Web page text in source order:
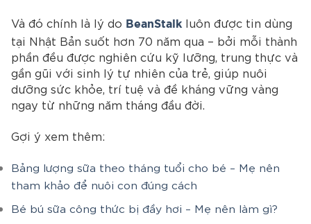
Và đó chính là lý do BeanStalkluôn được tin dùng
tại Nhật Bản suốt hơn 70 năm qua – bởi mỗi thành
phần đều được nghiên cứu kỹ lưỡng, trung thực và
gần gũi với sinh lý tự nhiên của trẻ, giúp nuôi
dưỡng sức khỏe, trí tuệ và đề kháng vững vàng
ngay từ những năm tháng đầu đời.
Gợi ý xem thêm:
Bảng lượng sữa theo tháng tuổi cho bé – Mẹ nên
tham khảo để nuôi con đúng cách
Bé bú sữa công thức bị đầy hơi – Mẹ nên làm gì?